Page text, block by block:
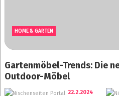
HOME & GARTEN
Gartenmöbel-Trends: Die
Outdoor-Möbel
22.2.2024